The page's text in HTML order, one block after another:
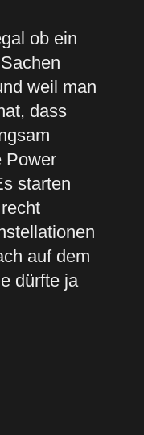
ob ein
weil man
dass
Power
starten
auf dem
dürfte ja